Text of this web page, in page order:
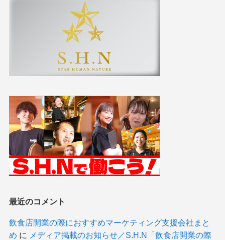
最近のコメント
飲食店開業の際におすすめマーケティング支援会社まと
め に
メディア掲載のお知らせ／S.H.N「飲食店開業の際